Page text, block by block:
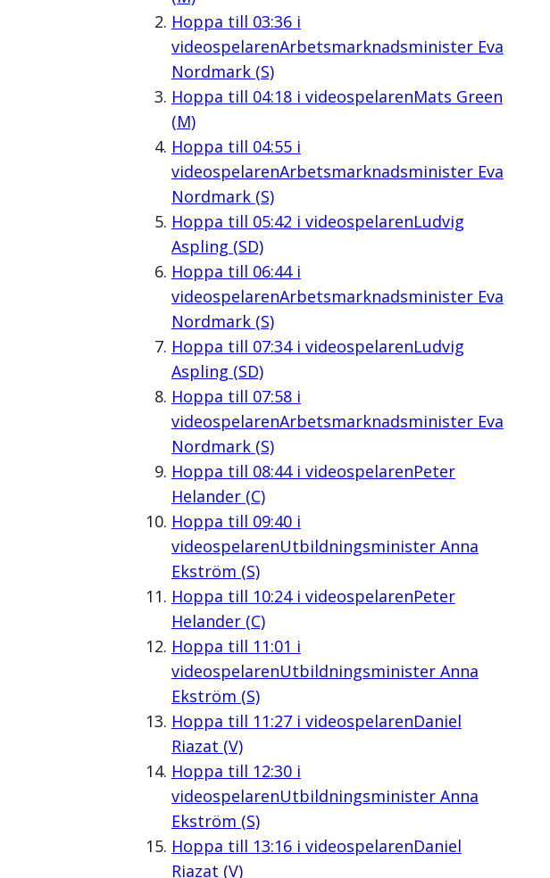
Hoppa till 03:36i
videospelarenArbetsmarknadsminister Eva
Nordmark (S)
Hoppa till 04:18i videospelarenMats Green
(M)
Hoppa till 04:55i
videospelarenArbetsmarknadsminister Eva
Nordmark (S)
Hoppa till 05:42 i videospelarenLudvig
Aspling (SD)
Hoppa till 06:44i
videospelarenArbetsmarknadsminister Eva
Nordmark (S)
Hoppa till 07:34i videospelarenLudvig
Aspling (SD)
Hoppa till 07:58i
videospelarenArbetsmarknadsminister Eva
Nordmark (S)
Hoppa till 08:44i videospelarenPeter
Helander (C)
Hoppa till 09:40i
videospelarenUtbildningsminister Anna
Ekström (S)
Hoppa till 10:24i videospelarenPeter
Helander (C)
Hoppa till 11:01 i
videospelarenUtbildningsminister Anna
Ekström (S)
Hoppa till 11:27i videospelarenDaniel
Riazat (V)
Hoppa till 12:30i
videospelarenUtbildningsminister Anna
Ekström (S)
Hoppa till 13:16i videospelarenDaniel
Riazat (V)